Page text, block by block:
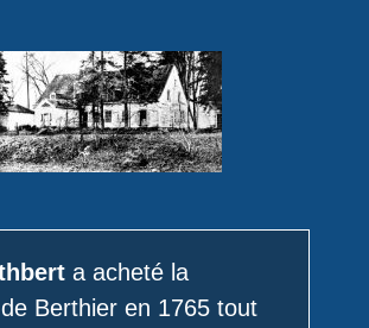
a acheté la
Berthier en 1765 tout